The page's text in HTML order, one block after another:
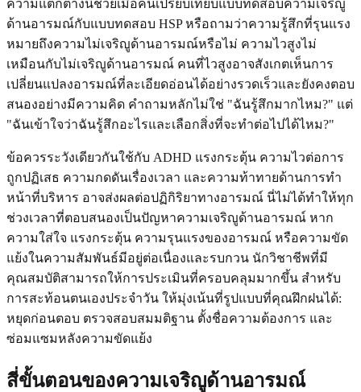
ความแตกต่างนี้ช่วยเมื่อคนเปรียบเทียบแบบทดสอบความเจริญู
ด้านอารมณ์กับแบบทดสอบ HSP หรือถามว่าความรู้สึกที่รุนแรง
หมายถึงความไม่เจริญูด้านอารมณ์หรือไม่ ความไวสูงไม่
เหมือนกับไม่เจริญูด้านอารมณ์ คนที่ไวสูงอาจสังเกตเห็นการ
เปลี่ยนแปลงอารมณ์ที่ละเอียดอ่อนได้อย่างรวดเร็วและยังคงตอบ
สนองอย่างมีความคิด คำถามหลักไม่ใช่ "ฉันรู้สึกมากไหม?" แต่
"ฉันเข้าใจว่าฉันรู้สึกอะไรและเลือกสิ่งที่จะทำต่อไปได้ไหม?"
ข้อควรระวังเดียวกันใช้กับ ADHD แรงกระตุ้น ความไวต่อการ
ถูกปฏิเสธ ความกดดันเรื่องเวลา และความท้าทายด้านการทำ
หน้าที่บริหาร อาจส่งผลต่อปฏิกิริยาทางอารมณ์ นี่ไม่ได้ทำให้ทุก
ช่วงเวลาที่ตอบสนองเป็นปัญหาความเจริญูด้านอารมณ์ หาก
ความใส่ใจ แรงกระตุ้น ความรุนแรงของอารมณ์ หรือความขัด
แย้งในความสัมพันธ์มีอยู่ต่อเนื่องและรบกวน นักวิชาชีพที่มี
คุณสมบัติสามารถให้การประเมินที่ครอบคลุมมากขึ้น สำหรับ
การสะท้อนตนเองประจำวัน ให้มุ่งเน้นที่รูปแบบที่คุณฝึกฝนได้:
หยุดก่อนตอบ ตรวจสอบสมมติฐาน ตั้งชื่อความต้องการ และ
ซ่อมแซมหลังความขัดแย้ง
สี่ขั้นตอนของความเจริญูด้านอารมณ์